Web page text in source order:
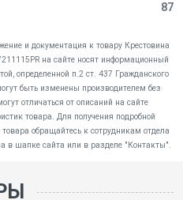
87
и документация к товару Крестовина
на сайте носят информационный
определенной п.2 ст. 437 Гражданского
быть изменены производителем без
отличаться от описаний на сайте
товара. Для получения подробной
обращайтесь к сотрудникам отдела
в шапке сайта или в разделе "Контакты".